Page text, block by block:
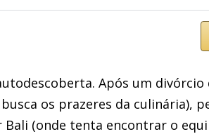
Após um
os prazeres da culinária),
(onde tenta encontrar o